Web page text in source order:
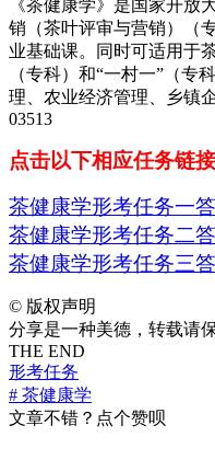
《茶健康学》是国家开放
销（茶叶评审与营销）（
业基础课。同时可适用于
（专科）和“一村一”（专
理、农业经济管理、乡镇
03513
点击以下相应任务链
茶健康学形考任务一
茶健康学形考任务二
茶健康学形考任务三
© 版权声明
分享是一种美德，转载请
THE END
形考任务
# 茶健康学
文章不错？点个赞呗